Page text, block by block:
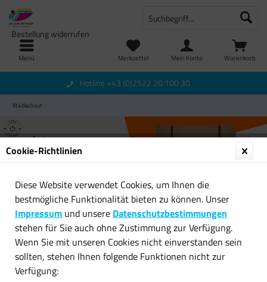
Menü Warenkorb
Merkzettel
Bestellung widerrufen
Mein Konto
Hotline +43 (0)2522 20 100 30
fit4blackout
Topseller
Cookie-Richtlinien
Diese Website verwendet Cookies, um Ihnen die
bestmögliche Funktionalität bieten zu können. Unser
Impressum und unsere Datenschutzbestimmungen
stehen für Sie auch ohne Zustimmung zur Verfügung.
Wenn Sie mit unseren Cookies nicht einverstanden sein
sollten, stehen Ihnen folgende Funktionen nicht zur
Verfügung: